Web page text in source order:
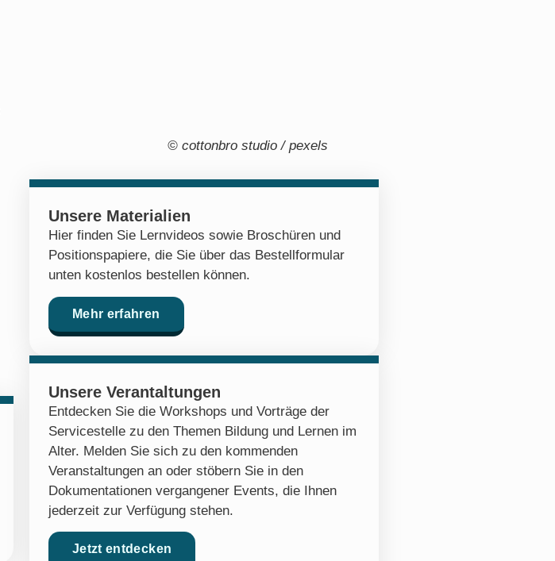
© cottonbro studio / pexels
Unsere Materialien
Hier finden Sie Lernvideos sowie Broschüren und
Positionspapiere, die Sie über das Bestellformular
unten kostenlos bestellen können.
Mehr erfahren
Unsere Verantaltungen
Entdecken Sie die Workshops und Vorträge der
Servicestelle zu den Themen Bildung und Lernen im
Alter. Melden Sie sich zu den kommenden
Veranstaltungen an oder stöbern Sie in den
Dokumentationen vergangener Events, die Ihnen
jederzeit zur Verfügung stehen.
Jetzt entdecken